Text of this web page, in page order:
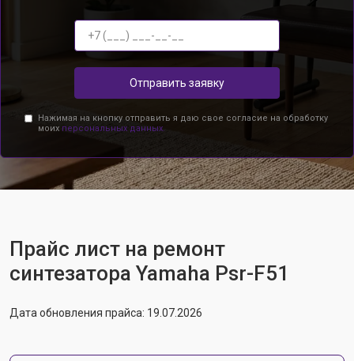
Отправить заявку
Нажимая на кнопку отправить я даю свое согласие на обработку
моих персональных данных.
Прайс лист на ремонт
синтезатора Yamaha Psr-F51
Дата обновления прайса: 19.07.2026